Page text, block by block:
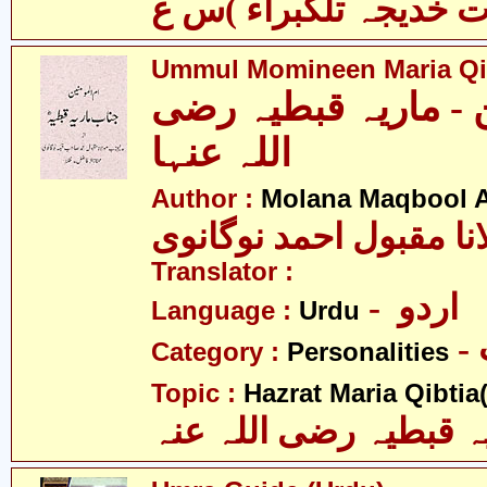
Ummul Momineen Maria
- ماریہ قبطیہ رضی
اللہ عنہا
Author : Molana Maqbool
مقبول احمد نوگانوی
Translator :
Language : Urdu
Category : Personalities
Topic : Hazrat Maria
قبطیہ رضی اللہ عنہ